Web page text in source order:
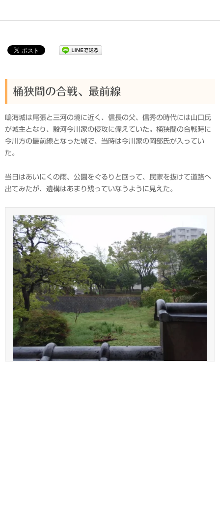
衆
桶狭間の合戦、最前線
鳴海城は尾張と三河の境に近く、信長の父、信秀の時代には山口氏
が城主となり、駿河今川家の侵攻に備えていた。桶狭間の合戦時に
今川方の最前線となった城で、当時は今川家の岡部氏が入ってい
た。
当日はあいにくの雨、公園をぐるりと回って、民家を抜けて道路へ
出てみたが、遺構はあまり残っていなうように見えた。